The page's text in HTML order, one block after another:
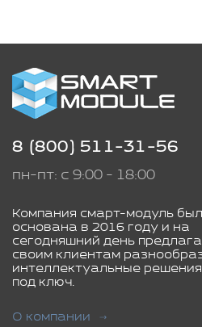
8 (800) 511-31-56
пн-пт: с 9:00 - 18:00
Компания смарт-модуль
основана в 2016 году и на
сегодняшний день
своим клиентам
интеллектуальные решения
под ключ.
О компании